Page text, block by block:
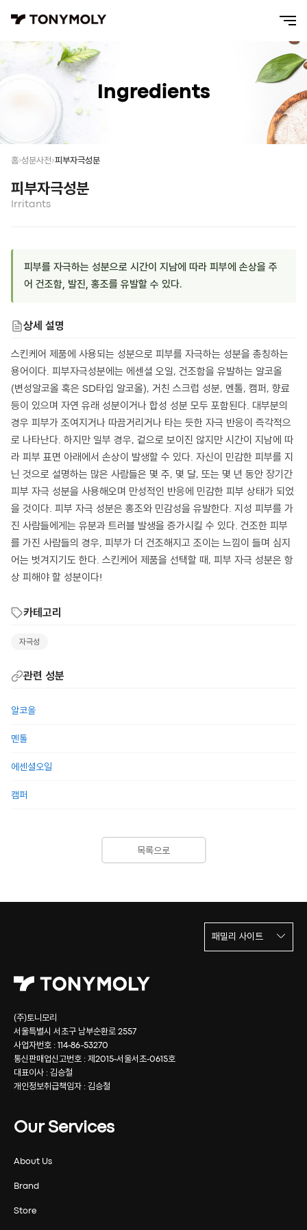
Ingredients
홈 성분사전 피부자극성분
피부자극성분
Irritants
피부를 자극하는 성분으로 시간이 지남에 따라 피부에 손상을 주
어 건조함, 발진, 홍조를 유발할 수 있다.
상세 설명
스킨케어 제품에 사용되는 성분으로 피부를 자극하는 성분을 총칭하는
용어이다. 피부자극성분에는 에센셜 오일, 건조함을 유발하는 알코올
(변성알코올 혹은 SD타입 알코올), 거친 스크럽 성분, 멘톨, 캠퍼, 향료
등이 있으며 자연 유래 성분이거나 합성 성분 모두 포함된다. 대부분의
경우 피부가 조여지거나 따끔거리거나 타는 듯한 자극 반응이 즉각적으
로 나타난다. 하지만 일부 경우, 겉으로 보이진 않지만 시간이 지남에 따
라 피부 표면 아래에서 손상이 발생할 수 있다. 자신이 민감한 피부를 지
닌 것으로 설명하는 많은 사람들은 몇 주, 몇 달, 또는 몇 년 동안 장기간
피부 자극 성분을 사용해오며 만성적인 반응에 민감한 피부 상태가 되었
을 것이다. 피부 자극 성분은 홍조와 민감성을 유발한다. 지성 피부를 가
진 사람들에게는 유분과 트러블 발생을 증가시킬 수 있다. 건조한 피부
를 가진 사람들의 경우, 피부가 더 건조해지고 조이는 느낌이 들며 심지
어는 벗겨지기도 한다. 스킨케어 제품을 선택할 때, 피부 자극 성분은 항
상 피해야 할 성분이다!
카테고리
자극성
관련 성분
알코올
멘톨
에센셜오일
캠퍼
목록으로
(주)토니모리
서울특별시 서초구 남부순환로 2557
사업자번호 : 114-86-53270
통신판매업신고번호 : 제2015-서울서초-0615호
대표이사 : 김승철
개인정보취급책임자 : 김승철
Our Services
About Us
Brand
Store
패밀리 사이트